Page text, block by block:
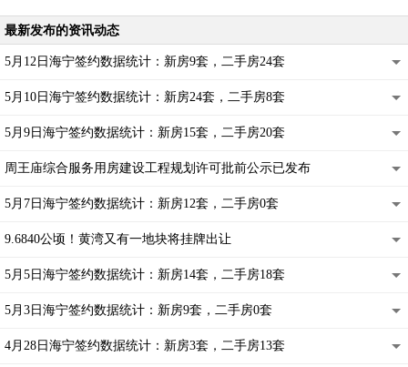
最新发布的资讯动态
5月12日海宁签约数据统计：新房9套，二手房24套
5月10日海宁签约数据统计：新房24套，二手房8套
5月9日海宁签约数据统计：新房15套，二手房20套
周王庙综合服务用房建设工程规划许可批前公示已发布
5月7日海宁签约数据统计：新房12套，二手房0套
9.6840公顷！黄湾又有一地块将挂牌出让
5月5日海宁签约数据统计：新房14套，二手房18套
5月3日海宁签约数据统计：新房9套，二手房0套
4月28日海宁签约数据统计：新房3套，二手房13套